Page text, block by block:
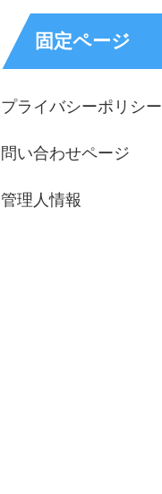
固定ページ
プライバシーポリシー
問い合わせページ
管理人情報